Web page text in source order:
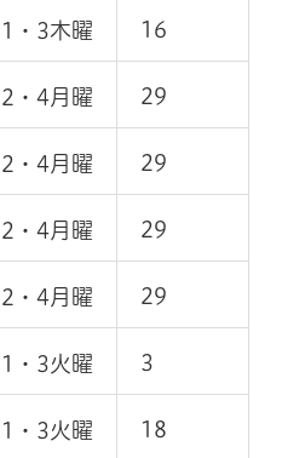
1・3木曜 16
2・4月曜 29
2・4月曜 29
2・4月曜 29
2・4月曜 29
1・3火曜 3
1・3火曜 18